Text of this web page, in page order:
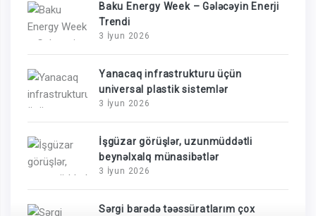
Baku Energy Week – Gələcəyin Enerji
Trendi
3 İyun 2026
Yanacaq infrastrukturu üçün
universal plastik sistemlər
3 İyun 2026
İşgüzar görüşlər, uzunmüddətli
beynəlxalq münasibətlər
3 İyun 2026
Sərgi barədə təəssüratlarım çox